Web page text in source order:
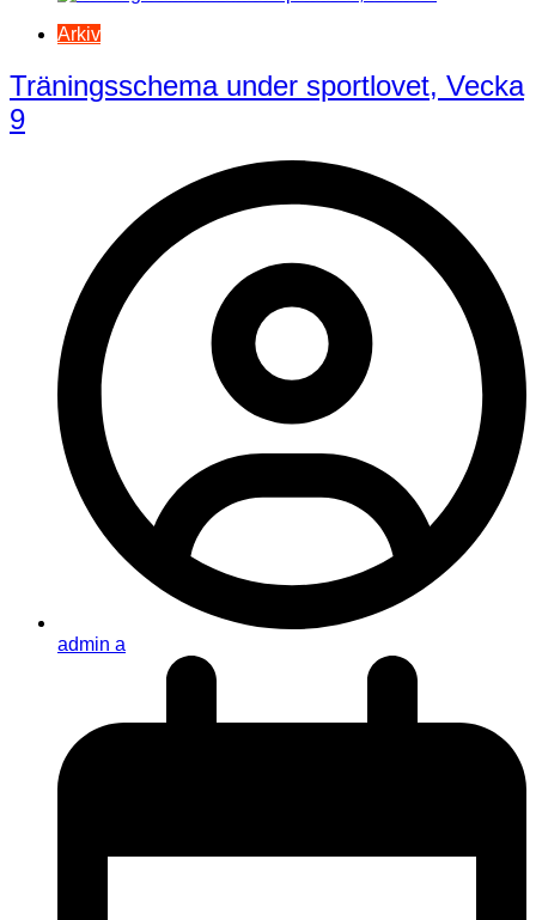
Arkiv
Träningsschema under sportlovet, Vecka
9
admin a